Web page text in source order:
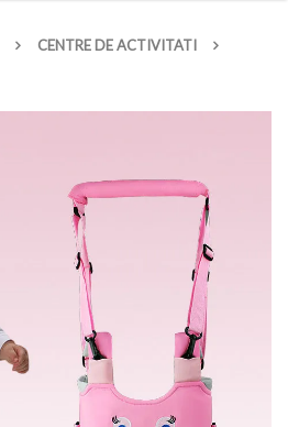
CENTRE DE ACTIVITATI